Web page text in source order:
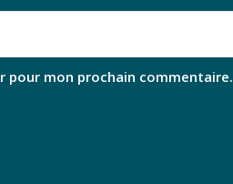
pour mon prochain commentaire.